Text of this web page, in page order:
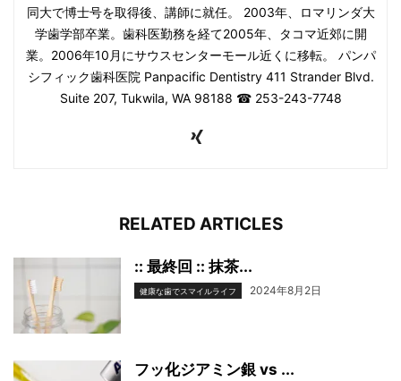
同大で博士号を取得後、講師に就任。 2003年、ロマリンダ大
学歯学部卒業。歯科医勤務を経て2005年、タコマ近郊に開
業。2006年10月にサウスセンターモール近くに移転。 パンパ
シフィック歯科医院 Panpacific Dentistry 411 Strander Blvd.
Suite 207, Tukwila, WA 98188 ☎ 253-243-7748
RELATED ARTICLES
:: 最終回 :: 抹茶...
健康な歯でスマイルライフ 2024年8月2日
フッ化ジアミン銀 vs ...